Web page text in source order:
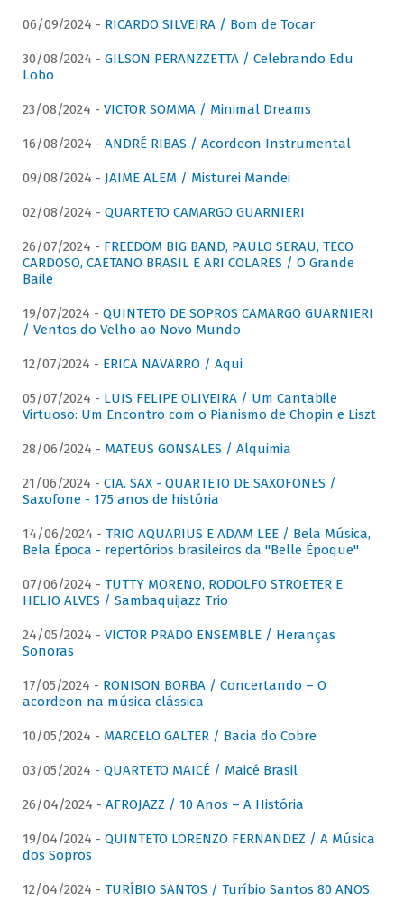
06/09/2024 - RICARDO SILVEIRA / Bom de Tocar
30/08/2024 - GILSON PERANZZETTA / Celebrando Edu
Lobo
23/08/2024 - VICTOR SOMMA / Minimal Dreams
16/08/2024 - ANDRÉ RIBAS / Acordeon Instrumental
09/08/2024 - JAIME ALEM / Misturei Mandei
02/08/2024 - QUARTETO CAMARGO GUARNIERI
26/07/2024 - FREEDOM BIG BAND, PAULO SERAU, TECO
CARDOSO, CAETANO BRASIL E ARI COLARES / O Grande
Baile
19/07/2024 - QUINTETO DE SOPROS CAMARGO GUARNIERI
/ Ventos do Velho ao Novo Mundo
12/07/2024 - ERICA NAVARRO / Aqui
05/07/2024 - LUIS FELIPE OLIVEIRA / Um Cantabile
Virtuoso: Um Encontro com o Pianismo de Chopin e Liszt
28/06/2024 - MATEUS GONSALES / Alquimia
21/06/2024 - CIA. SAX - QUARTETO DE SAXOFONES /
Saxofone - 175 anos de história
14/06/2024 - TRIO AQUARIUS E ADAM LEE / Bela Música,
Bela Época - repertórios brasileiros da "Belle Époque"
07/06/2024 - TUTTY MORENO, RODOLFO STROETER E
HELIO ALVES / Sambaquijazz Trio
24/05/2024 - VICTOR PRADO ENSEMBLE / Heranças
Sonoras
17/05/2024 - RONISON BORBA / Concertando – O
acordeon na música clássica
10/05/2024 - MARCELO GALTER / Bacia do Cobre
03/05/2024 - QUARTETO MAICÉ / Maicé Brasil
26/04/2024 - AFROJAZZ / 10 Anos – A História
19/04/2024 - QUINTETO LORENZO FERNANDEZ / A Música
dos Sopros
12/04/2024 - TURÍBIO SANTOS / Turíbio Santos 80 ANOS